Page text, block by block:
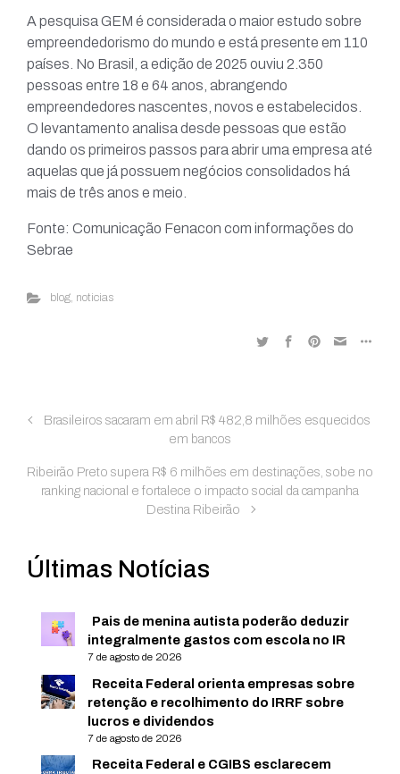
A pesquisa GEM é considerada o maior estudo sobre
empreendedorismo do mundo e está presente em 110
países. No Brasil, a edição de 2025 ouviu 2.350
pessoas entre 18 e 64 anos, abrangendo
empreendedores nascentes, novos e estabelecidos.
O levantamento analisa desde pessoas que estão
dando os primeiros passos para abrir uma empresa até
aquelas que já possuem negócios consolidados há
mais de três anos e meio.
Fonte: Comunicação Fenacon com informações do
Sebrae
blog, noticias
Brasileiros sacaram em abril R$ 482,8 milhões esquecidos
em bancos
Ribeirão Preto supera R$ 6 milhões em destinações, sobe no
ranking nacional e fortalece o impacto social da campanha
Destina Ribeirão
Últimas Notícias
Pais de menina autista poderão deduzir
integralmente gastos com escola no IR
7 de agosto de 2026
Receita Federal orienta empresas sobre
retenção e recolhimento do IRRF sobre
lucros e dividendos
7 de agosto de 2026
Receita Federal e CGIBS esclarecem